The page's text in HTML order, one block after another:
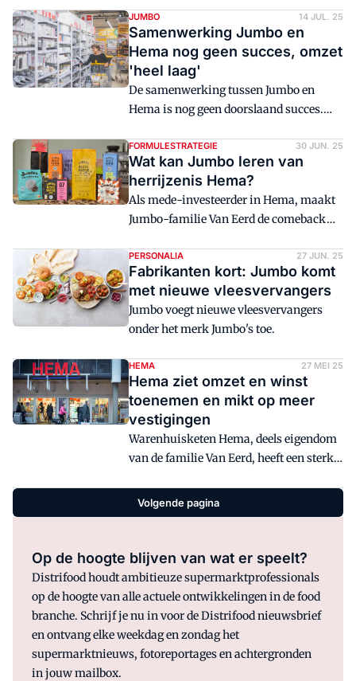
blijkt uit een rondgang van Distrifood.
Hoewel Hema-klanten bij steeds meer
winkels lege drankverpakkingen
kunnen doneren, is het verzilveren van
statiegeld geen optie. De drie retailers
leggen uit wat hen beweegt.
JUMBO 14 JUL. 25
Samenwerking Jumbo en
Hema nog geen succes, omzet
'heel laag'
De samenwerking tussen Jumbo en
Hema is nog geen doorslaand succes.
Hemmes en Paul Moers.
FORMULESTRATEGIE 30 JUN. 25
Wat kan Jumbo leren van
herrijzenis Hema?
Als mede-investeerder in Hema, maakt
Jumbo-familie Van Eerd de comeback
weer écht Hema. Zijn er voor het
kwakkelende Jumbo, dat laveert tussen
prijsgeruststelling en prijspromotie,
lessen te trekken uit dit succesverhaal?
Om terug te keren naar 'Jumbo zoals
PERSONALIA 27 JUN. 25
Fabrikanten kort: Jumbo komt
met nieuwe vleesvervangers
Jumbo voegt nieuwe vleesvervangers
onder het merk Jumbo's toe.
HEMA 27 MEI 25
Hema ziet omzet en winst
toenemen en mikt op meer
vestigingen
Warenhuisketen Hema, deels eigendom
van de familie Van Eerd, heeft een sterk
Volgende pagina
Op de hoogte blijven van wat er speelt?
Distrifood houdt ambitieuze supermarktprofessionals
op de hoogte van alle actuele ontwikkelingen in de food
branche. Schrijf je nu in voor de Distrifood nieuwsbrief
en ontvang elke weekdag en zondag het
supermarktnieuws, fotoreportages en achtergronden
in jouw mailbox.